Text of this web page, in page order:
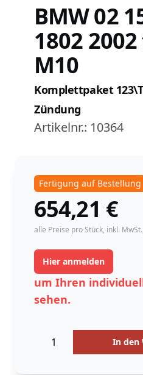
BMW 02
1802
M10
Komplettpaket
Zündung
Artikelnr.: 10364
Fertigung auf Bestellung
654,21
instock
€
alle Preise pro Stück, inkl. MwSt.
Hier anmelden
um Ihren
sehen.
In den